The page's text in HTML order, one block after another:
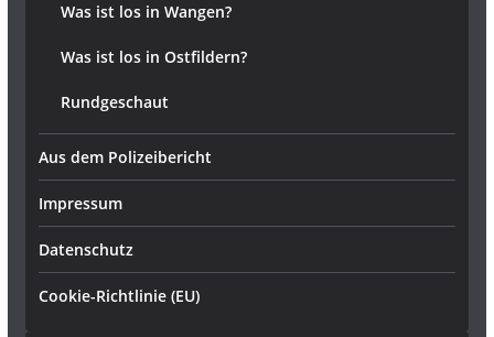
Was ist los in Wangen?
Was ist los in Ostfildern?
Rundgeschaut
Aus dem Polizeibericht
Impressum
Datenschutz
Cookie-Richtlinie (EU)